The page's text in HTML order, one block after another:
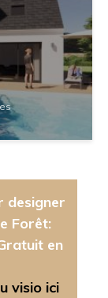
designer
Forêt:
en
visio ici